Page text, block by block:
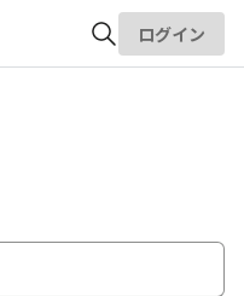
ログイン